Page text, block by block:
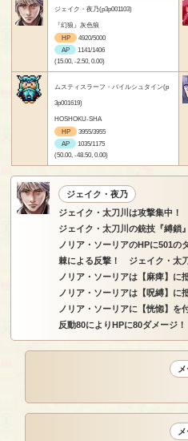
ジェイク・夜乃(p3p001103)
『幻狼』灰色狼
HP
4920/5000
AP
1141/1406
(15.00, -2.50, 0.00)
ムスティスラーフ・バイルシュタイン(p
3p001619)
HOSHOKU-SHA
HP
3955/3955
AP
1035/1175
(50.00, -48.50, 0.00)
ジェイク・夜乃
ジェイク・太刀川は攻撃集中！
ジェイク・太刀川の銃技『縛鎖
ノリア・ソーリアのHPに501の
棘による反撃！ ジェイク・太
ノリア・ソーリアは【麻痺】に
ノリア・ソーリアは【呪縛】に
ノリア・ソーリアに【恍惚】を
反動80によりHPに80ダメージ！